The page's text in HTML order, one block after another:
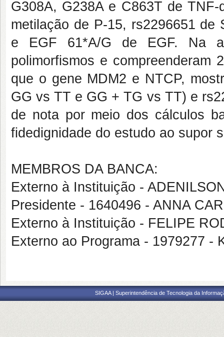
G308A, G238A e C863T de
metilação de P-15, rs2296651
e EGF 61*A/G de EGF. Na
polimorfismos e compreenderam
que o gene MDM2 e NTCP,
GG vs TT e GG + TG vs TT) e
de nota por meio dos cálculos
fidedignidade do estudo ao supor
MEMBROS DA BANCA:
Externo à Instituição -
Presidente - 1640496 - ANNA
Externo à Instituição - FELIPE
Externo ao Programa - 1979277 -
SIGAA | Superintendência de Tecnologia da